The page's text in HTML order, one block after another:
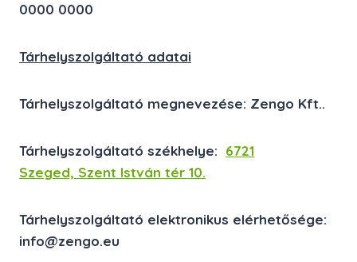
0000 0000
Tárhelyszolgáltató adatai
Tárhelyszolgáltató megnevezése: Zengo Kft..
Tárhelyszolgáltató székhelye: 6721
Szeged, Szent István tér 10.
Tárhelyszolgáltató elektronikus elérhetősége:
info@zengo.eu